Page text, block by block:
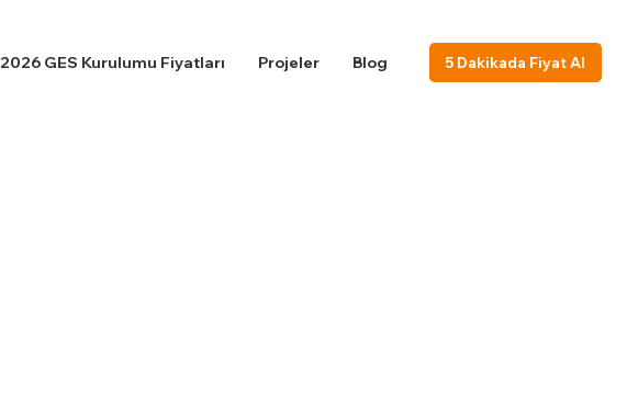
2026 GES Kurulumu Fiyatları Projeler Blog 5 Dakikada Fiyat Al